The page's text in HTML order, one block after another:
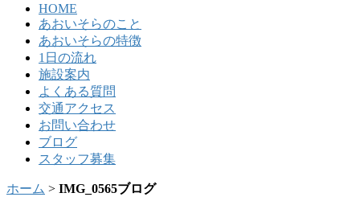
HOME
あおいそらのこと
あおいそらの特徴
1日の流れ
施設案内
よくある質問
交通アクセス
お問い合わせ
ブログ
スタッフ募集
ホーム > IMG_0565ブログ